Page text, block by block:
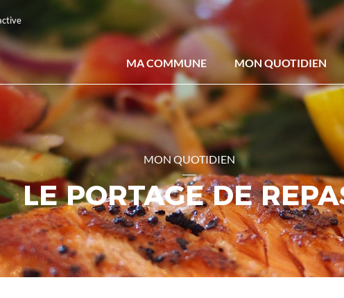
MA COMMUNE MON QUOTIDIEN
MON QUOTIDIEN
LE PORTAGE DE